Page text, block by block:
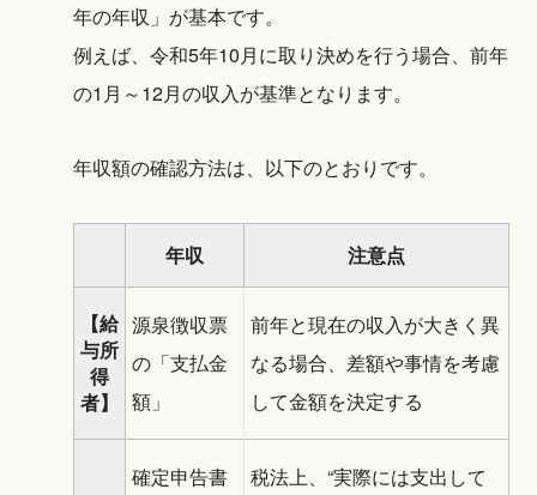
年の年収」が基本です。
例えば、令和5年10月に取り決めを行う場合、前年
の1月～12月の収入が基準となります。
年収額の確認方法は、以下のとおりです。
年収 注意点
【給
与所
得
者】
源泉徴収票
の「支払金
額」
前年と現在の収入が大きく異
なる場合、差額や事情を考慮
して金額を決定する
確定申告書
税法上、“実際には支出して